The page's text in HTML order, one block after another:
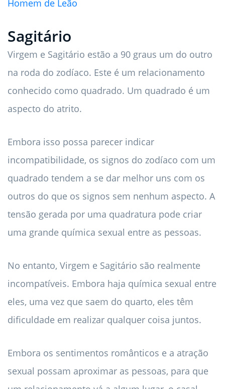
Homem de Leão
Sagitário
Virgem e Sagitário estão a 90 graus um do outro
na roda do zodíaco. Este é um relacionamento
conhecido como quadrado. Um quadrado é um
aspecto do atrito.
Embora isso possa parecer indicar
incompatibilidade, os signos do zodíaco com um
quadrado tendem a se dar melhor uns com os
outros do que os signos sem nenhum aspecto. A
tensão gerada por uma quadratura pode criar
uma grande química sexual entre as pessoas.
No entanto, Virgem e Sagitário são realmente
incompatíveis. Embora haja química sexual entre
eles, uma vez que saem do quarto, eles têm
dificuldade em realizar qualquer coisa juntos.
Embora os sentimentos românticos e a atração
sexual possam aproximar as pessoas, para que